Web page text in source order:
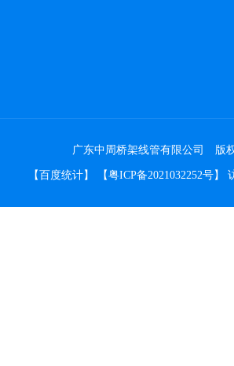
广东中周桥架线管有限公司 版
【百度统计】 【粤ICP备2021032252号】